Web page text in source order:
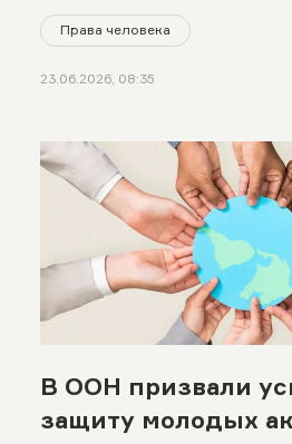
Права человека
23.06.2026, 08:35
В ООН призвали
защиту молодых